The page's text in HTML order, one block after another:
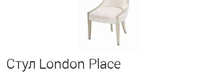
Стул London Place